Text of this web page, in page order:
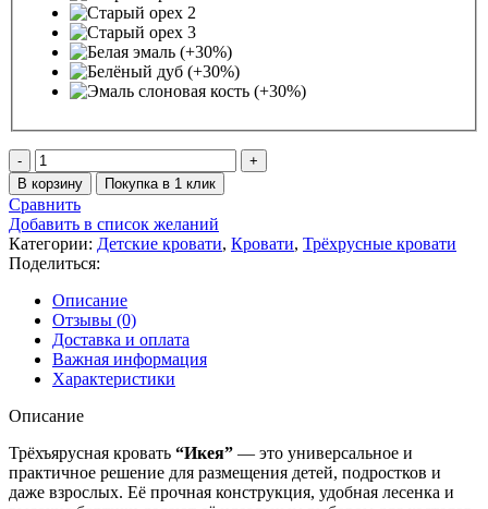
Количество
товара
Кровать
трехъярусная
Икея
В корзину Покупка в 1 клик
Сравнить
Добавить в список желаний
Категории: Детские кровати, Кровати, Трёхрусные кровати
Поделиться:
Описание
Отзывы (0)
Доставка и оплата
Важная информация
Характеристики
Описание
Трёхъярусная кровать “Икея” — это универсальное и
практичное решение для размещения детей, подростков и
даже взрослых. Её прочная конструкция, удобная лесенка и